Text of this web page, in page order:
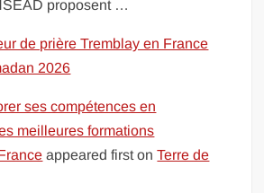
proposent …
de prière Tremblay en France
2026
ses compétences en
meilleures formations
appeared first onTerre de